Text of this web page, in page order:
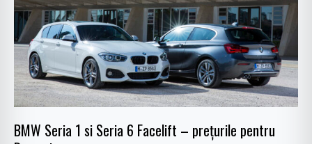
BMW Seria 1 si Seria 6 Facelift – preţurile pentru
6
Facelift
–
preţurile
pentru
Romania